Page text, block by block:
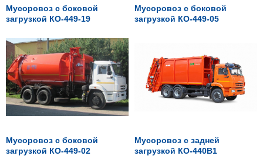
Мусоровоз с боковой
загрузкой КО-449-19
Мусоровоз с боковой
загрузкой КО-449-05
Мусоровоз с боковой
загрузкой КО-449-02
Мусоровоз с задней
загрузкой КО-440В1